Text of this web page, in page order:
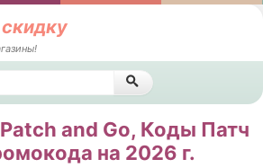
and Go, Коды Патч
на 2026 г.